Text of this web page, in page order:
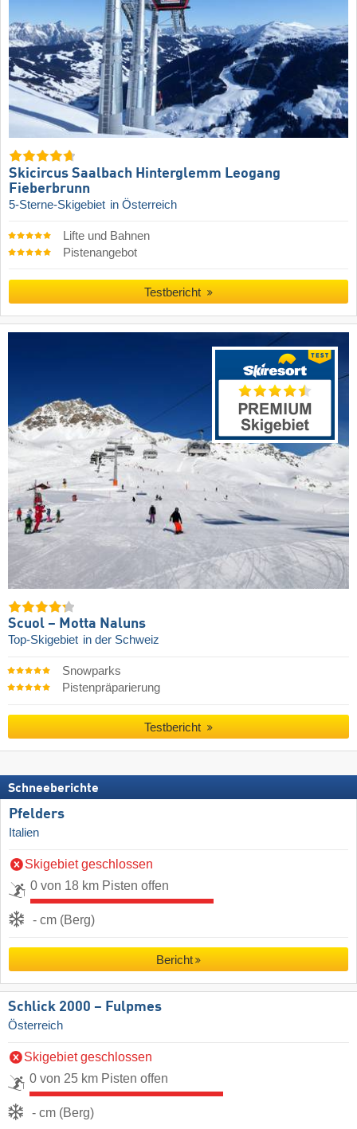
Skicircus Saalbach Hinterglemm Leogang
Fieberbrunn
5-Sterne-Skigebiet in Österreich
Lifte und Bahnen
Pistenangebot
Testbericht
Scuol – Motta Naluns
Top-Skigebiet in der Schweiz
Snowparks
Pistenpräparierung
Testbericht
Schneeberichte
Pfelders
Italien
Skigebiet geschlossen
0 von 18 km Pisten offen
- cm (Berg)
Bericht
Schlick 2000 – Fulpmes
Österreich
Skigebiet geschlossen
0 von 25 km Pisten offen
- cm (Berg)